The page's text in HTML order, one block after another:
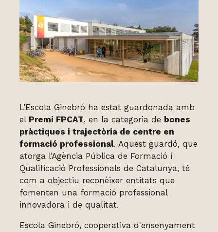
L’Escola Ginebró ha estat guardonada amb
el Premi FPCAT, en la categoria de bones
pràctiques i trajectòria de centre en
formació professional. Aquest guardó, que
atorga l’Agència Pública de Formació i
Qualificació Professionals de Catalunya, té
com a objectiu reconèixer entitats que
fomenten una formació professional
innovadora i de qualitat.
Escola Ginebró, cooperativa d'ensenyament